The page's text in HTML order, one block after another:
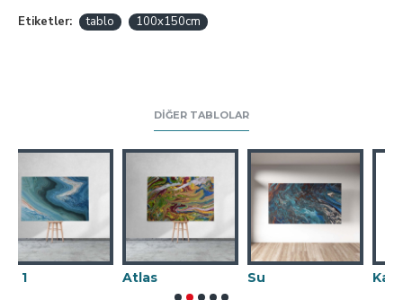
Etiketler: tablo 100x150cm
DIĞER TABLOLAR